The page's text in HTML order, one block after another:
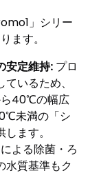
」シリー
ます。
安定維持: プロ
いるため、
40℃の幅広
未満の「シ
ます。
よる除菌・ろ
水質基準もク